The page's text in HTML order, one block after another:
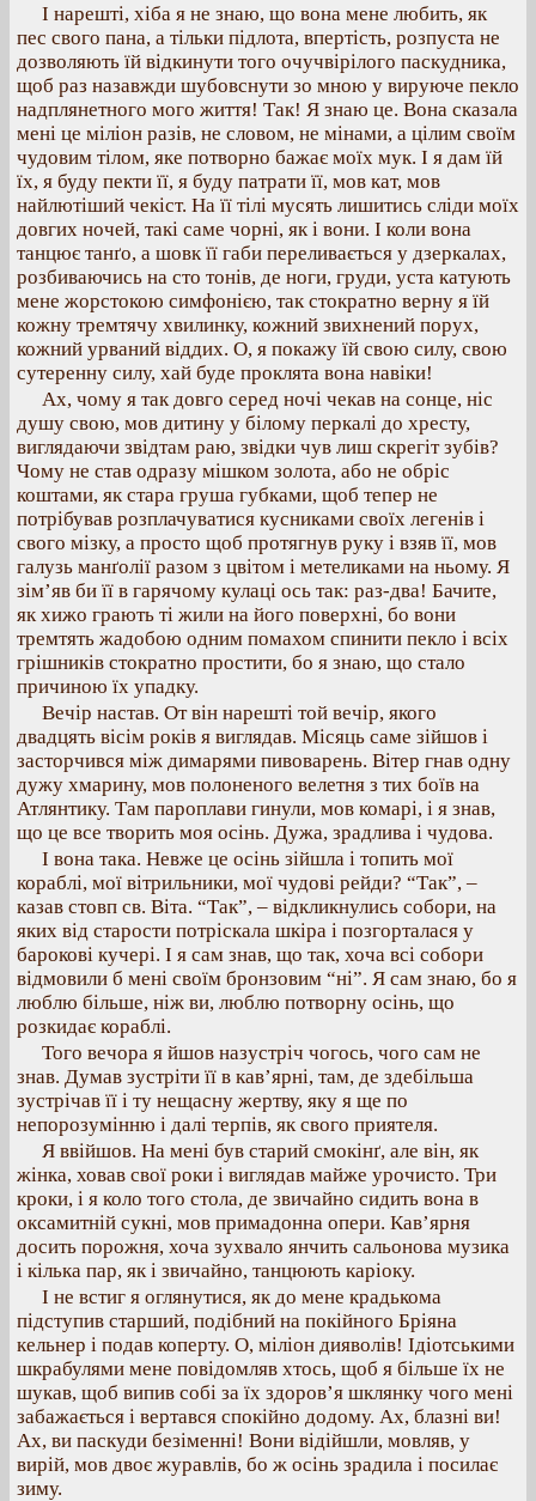
І нарешті, хіба я не знаю, що вона мене любить, як
пес свого пана, а тільки підлота, впертість, розпуста не
дозволяють їй відкинути того очучвірілого паскудника,
щоб раз назавжди шубовснути зо мною у вируюче пекло
надплянетного мого життя! Так! Я знаю це. Вона сказала
мені це міліон разів, не словом, не мінами, а цілим своїм
чудовим тілом, яке потворно бажає моїх мук. І я дам їй
їх, я буду пекти її, я буду патрати її, мов кат, мов
найлютіший чекіст. На її тілі мусять лишитись сліди моїх
довгих ночей, такі саме чорні, як і вони. І коли вона
танцює танґо, а шовк її габи переливається у дзеркалах,
розбиваючись на сто тонів, де ноги, груди, уста катують
мене жорстокою симфонією, так стократно верну я їй
кожну тремтячу хвилинку, кожний звихнений порух,
кожний урваний віддих. О, я покажу їй свою силу, свою
сутеренну силу, хай буде проклята вона навіки!
Ах, чому я так довго серед ночі чекав на сонце, ніс
душу свою, мов дитину у білому перкалі до хресту,
виглядаючи звідтам раю, звідки чув лиш скрегіт зубів?
Чому не став одразу мішком золота, або не обріс
коштами, як стара груша губками, щоб тепер не
потрібував розплачуватися кусниками своїх легенів і
свого мізку, а просто щоб протягнув руку і взяв її, мов
галузь манґолії разом з цвітом і метеликами на ньому. Я
зім’яв би її в гарячому кулаці ось так: раз-два! Бачите,
як хижо грають ті жили на його поверхні, бо вони
тремтять жадобою одним помахом спинити пекло і всіх
грішників стократно простити, бо я знаю, що стало
причиною їх упадку.
Вечір настав. От він нарешті той вечір, якого
двадцять вісім років я виглядав. Місяць саме зійшов і
засторчився між димарями пивоварень. Вітер гнав одну
дужу хмарину, мов полоненого велетня з тих боїв на
Атлянтику. Там пароплави гинули, мов комарі, і я знав,
що це все творить моя осінь. Дужа, зрадлива і чудова.
І вона така. Невже це осінь зійшла і топить мої
кораблі, мої вітрильники, мої чудові рейди? “Так”, –
казав стовп св. Віта. “Так”, – відкликнулись собори, на
яких від старости потріскала шкіра і позгорталася у
барокові кучері. І я сам знав, що так, хоча всі собори
відмовили б мені своїм бронзовим “ні”. Я сам знаю, бо я
люблю більше, ніж ви, люблю потворну осінь, що
розкидає кораблі.
Того вечора я йшов назустріч чогось, чого сам не
знав. Думав зустріти її в кав’ярні, там, де здебільша
зустрічав її і ту нещасну жертву, яку я ще по
непорозумінню і далі терпів, як свого приятеля.
Я ввійшов. На мені був старий смокінґ, але він, як
жінка, ховав свої роки і виглядав майже урочисто. Три
кроки, і я коло того стола, де звичайно сидить вона в
оксамитній сукні, мов примадонна опери. Кав’ярня
досить порожня, хоча зухвало янчить сальонова музика
і кілька пар, як і звичайно, танцюють каріоку.
І не встиг я оглянутися, як до мене крадькома
підступив старший, подібний на покійного Бріяна
кельнер і подав коперту. О, міліон дияволів! Ідіотськими
шкрабулями мене повідомляв хтось, щоб я більше їх не
шукав, щоб випив собі за їх здоров’я шклянку чого мені
забажається і вертався спокійно додому. Ах, блазні ви!
Ах, ви паскуди безіменні! Вони відійшли, мовляв, у
вирій, мов двоє журавлів, бо ж осінь зрадила і посилає
зиму.